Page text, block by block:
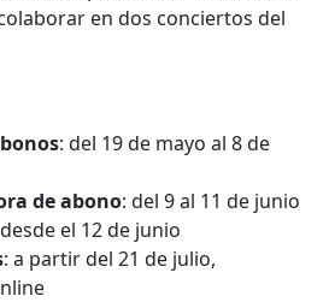
en dos conciertos del
: del 19 de mayo al 8 de
de abono: del 9 al 11 de junio
el 12 de junio
: a partir del 21 de julio,